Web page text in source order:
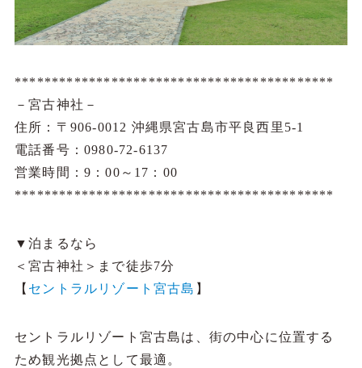
*******************************************
－宮古神社－
住所：〒906-0012 沖縄県宮古島市平良西里5-1
電話番号：0980-72-6137
営業時間：9：00～17：00
*******************************************
▼泊まるなら
＜宮古神社＞まで徒歩7分
【 セントラルリゾート宮古島 】
セントラルリゾート宮古島は、街の中心に位置する
ため観光拠点として最適。